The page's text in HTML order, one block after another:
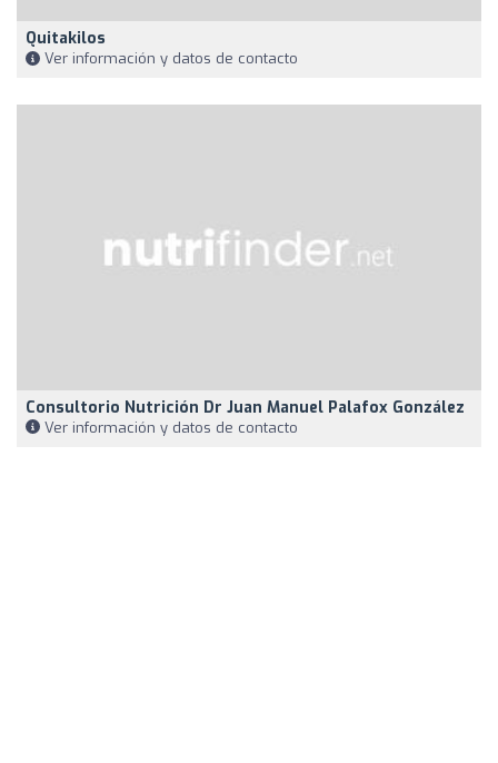
Quitakilos
Ver información y datos de contacto
Consultorio Nutrición Dr Juan Manuel Palafox González
Ver información y datos de contacto